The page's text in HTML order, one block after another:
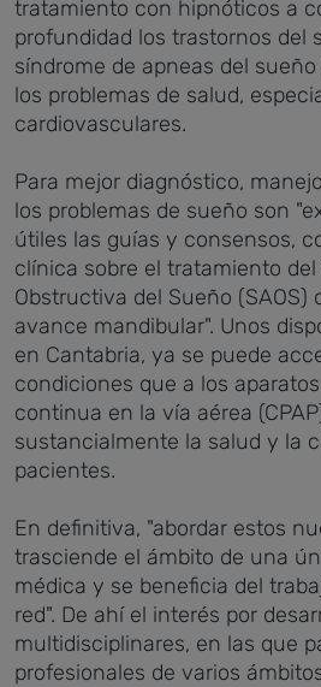
tratamiento con hipnóticos a
profundidad los trastornos del
síndrome de apneas del
los problemas de salud,
cardiovasculares.
Para mejor diagnóstico,
los problemas de sueño son
útiles las guías y consensos,
clínica sobre el tratamiento
Obstructiva del Sueño (SAOS)
avance mandibular". Unos
en Cantabria, ya se puede
condiciones que a los
continua en la vía aérea
sustancialmente la salud y la
pacientes.
En definitiva, "abordar estos
trasciende el ámbito de una
médica y se beneficia del
red". De ahí el interés por
multidisciplinares, en las que
profesionales de varios